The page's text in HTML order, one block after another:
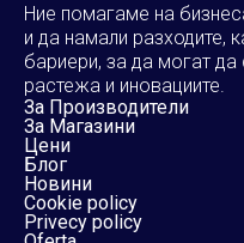
Ние помагаме на
и да намали разходите,
бариери, за да могат
растежа и иновациите.
За Производители
За Магазини
Цени
Блог
Новини
Cookie policy
Privecy policy